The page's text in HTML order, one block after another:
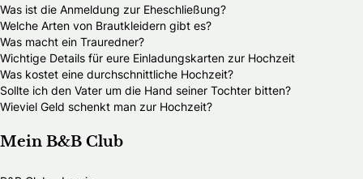
Was ist die Anmeldung zur Eheschließung?
Welche Arten von Brautkleidern gibt es?
Was macht ein Trauredner?
Wichtige Details für eure Einladungskarten zur Hochzeit
Was kostet eine durchschnittliche Hochzeit?
Sollte ich den Vater um die Hand seiner Tochter bitten?
Wieviel Geld schenkt man zur Hochzeit?
Mein B&B Club